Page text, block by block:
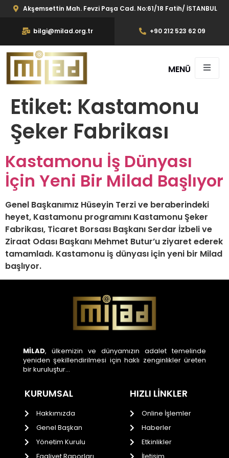
Akşemsettin Mah. Fevzi Paşa Cad. No:61/18 Fatih/ İSTANBUL
bilgi@milad.org.tr +90 212 523 62 09
MENÜ
Etiket: Kastamonu
Şeker Fabrikası
Kastamonu İş Dünyası
İçin Yeni Bir Milad Başlıyor
Genel Başkanımız Hüseyin Terzi ve beraberindeki
heyet, Kastamonu programını Kastamonu Şeker
Fabrikası, Ticaret Borsası Başkanı Serdar İzbeli ve
Ziraat Odası Başkanı Mehmet Butur’u ziyaret ederek
tamamladı. Kastamonu iş dünyası için yeni bir Milad
başlıyor.
MİLAD, ülkemizin ve dünyamızın adalet temelinde
yeniden şekillendirilmesi için haklı zenginlikler üreten
bir kuruluştur…
KURUMSAL
Hakkımızda
Genel Başkan
Yönetim Kurulu
HIZLI LİNKLER
Online İşlemler
Haberler
Etkinlikler